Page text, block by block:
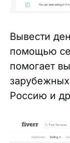
Вывести
помощью
помогает
Россию и